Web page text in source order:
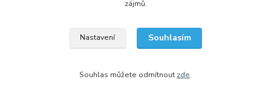
+420 704 105 305
zájmů.
Nastavení Souhlasím
Souhlas můžete odmítnout zde.